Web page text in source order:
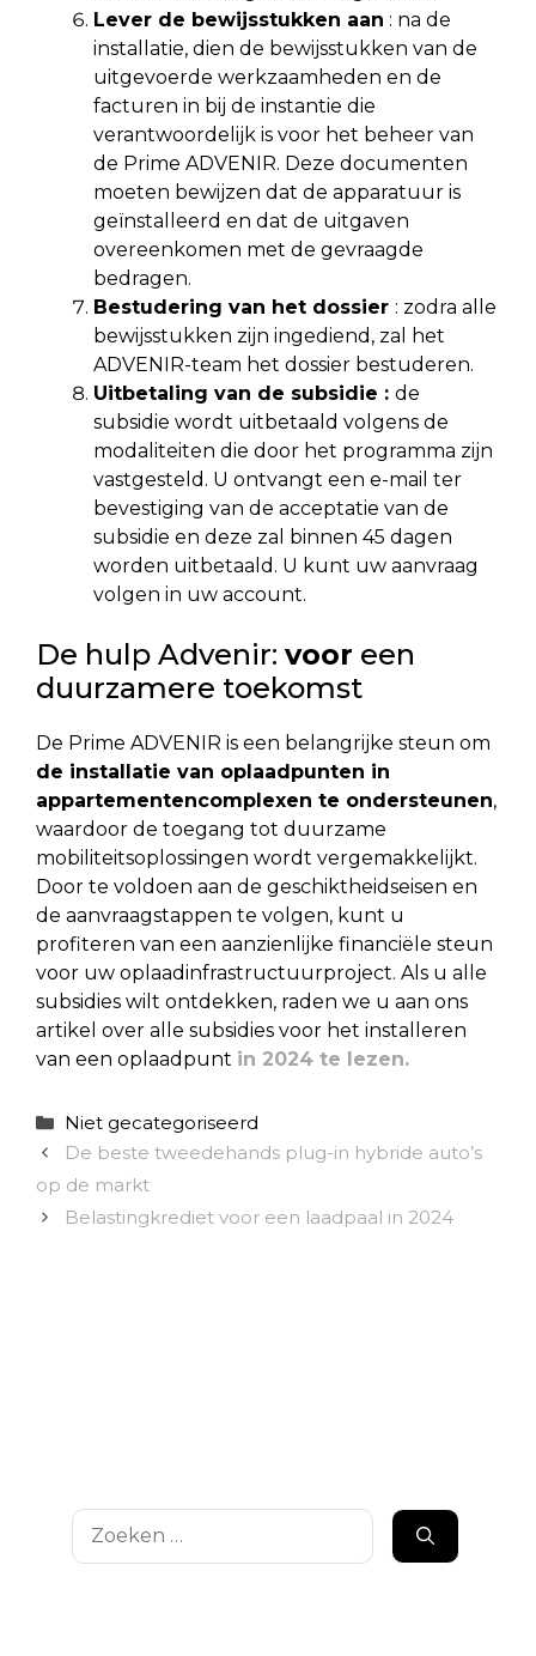
Lever de bewijsstukken aan : na de
installatie, dien de bewijsstukken van de
uitgevoerde werkzaamheden en de
facturen in bij de instantie die
verantwoordelijk is voor het beheer van
de Prime ADVENIR. Deze documenten
moeten bewijzen dat de apparatuur is
geïnstalleerd en dat de uitgaven
overeenkomen met de gevraagde
bedragen.
Bestudering van het dossier : zodra alle
bewijsstukken zijn ingediend, zal het
ADVENIR-team het dossier bestuderen.
Uitbetaling van de subsidie : de
subsidie wordt uitbetaald volgens de
modaliteiten die door het programma zijn
vastgesteld. U ontvangt een e-mail ter
bevestiging van de acceptatie van de
subsidie en deze zal binnen 45 dagen
worden uitbetaald. U kunt uw aanvraag
volgen in uw account.
De hulp Advenir: voor een
duurzamere toekomst
De Prime ADVENIR is een belangrijke steun om
de installatie van oplaadpunten in
appartementencomplexen te ondersteunen,
waardoor de toegang tot duurzame
mobiliteitsoplossingen wordt vergemakkelijkt.
Door te voldoen aan de geschiktheidseisen en
de aanvraagstappen te volgen, kunt u
profiteren van een aanzienlijke financiële steun
voor uw oplaadinfrastructuurproject. Als u alle
subsidies wilt ontdekken, raden we u aan ons
artikel over alle subsidies voor het installeren
van een oplaadpunt in 2024 te lezen.
Categorieën
Niet gecategoriseerd
De beste tweedehands plug-in hybride auto’s
op de markt
Belastingkrediet voor een laadpaal in 2024
Zoek